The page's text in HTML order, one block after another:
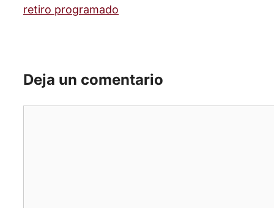
retiro programado
Deja un comentario